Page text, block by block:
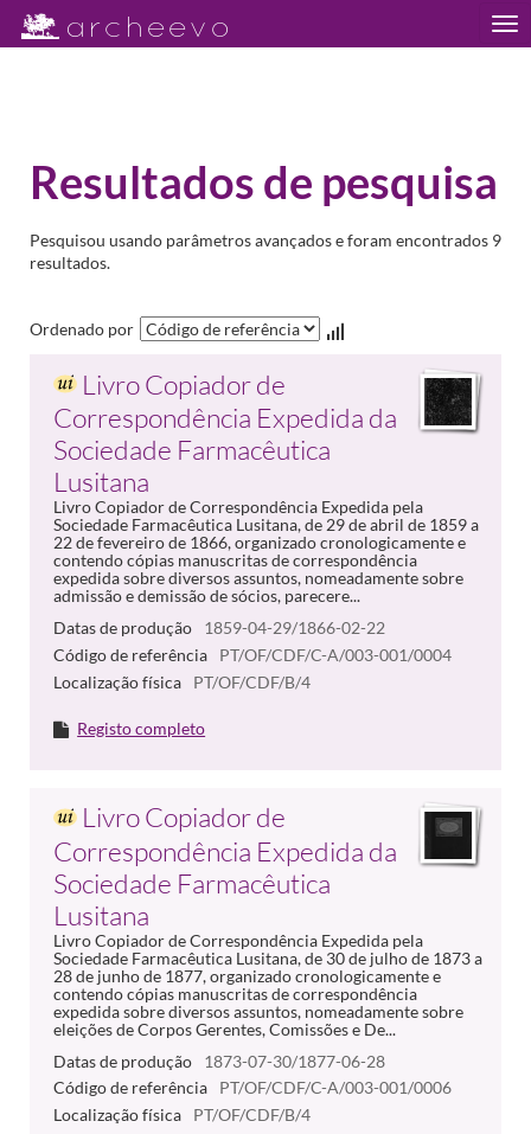
Resultados de pesquisa
Pesquisou usando parâmetros avançados e foram encontrados 9
resultados.
Ordenado por
Livro Copiador de
Correspondência Expedida da
Sociedade Farmacêutica
Lusitana
Livro Copiador de Correspondência Expedida pela
Sociedade Farmacêutica Lusitana, de 29 de abril de 1859 a
22 de fevereiro de 1866, organizado cronologicamente e
contendo cópias manuscritas de correspondência
expedida sobre diversos assuntos, nomeadamente sobre
admissão e demissão de sócios, parecere...
Datas de produção
1859-04-29/1866-02-22
Código de referência
PT/OF/CDF/C-A/003-001/0004
Localização física
PT/OF/CDF/B/4
Registo completo
Livro Copiador de
Correspondência Expedida da
Sociedade Farmacêutica
Lusitana
Livro Copiador de Correspondência Expedida pela
Sociedade Farmacêutica Lusitana, de 30 de julho de 1873 a
28 de junho de 1877, organizado cronologicamente e
contendo cópias manuscritas de correspondência
expedida sobre diversos assuntos, nomeadamente sobre
eleições de Corpos Gerentes, Comissões e De...
Datas de produção
1873-07-30/1877-06-28
Código de referência
PT/OF/CDF/C-A/003-001/0006
Localização física
PT/OF/CDF/B/4